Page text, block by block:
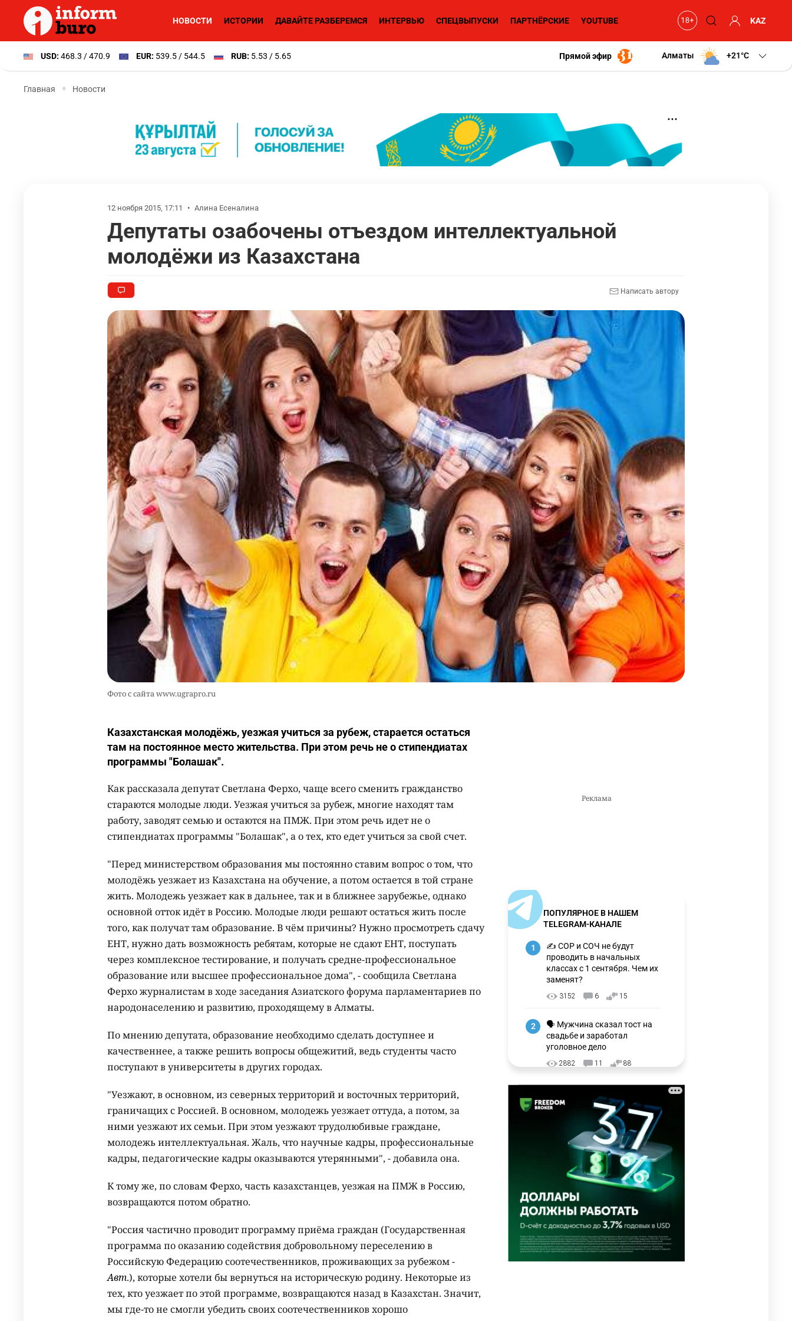
НОВОСТИ ИСТОРИИ ДАВАЙТЕ РАЗБЕРЕМСЯ ИНТЕРВЬЮ СПЕЦВЫПУСКИ ПАРТНЁРСКИЕ YOUTUBE KAZ
USD: 468.3 / 470.9 EUR: 539.5 / 544.5 RUB: 5.53 / 5.65 Прямой эфир Алматы +21 C
Главная Новости
12 ноября 2015, 17:11 • Алина Есеналина
Депутаты озабочены отъездом интеллектуальной
молодёжи из Казахстана
Написать автору
Фото с сайта www.ugrapro.ru
Казахстанская молодёжь, уезжая учиться за рубеж, старается остаться
там на постоянное место жительства. При этом речь не о стипендиатах
программы "Болашак".
Как рассказала депутат Светлана Ферхо, чаще всего сменить гражданство
стараются молодые люди. Уезжая учиться за рубеж, многие находят там
работу, заводят семью и остаются на ПМЖ. При этом речь идет не о
стипендиатах программы "Болашак", а о тех, кто едет учиться за свой счет.
"Перед министерством образования мы постоянно ставим вопрос о том, что
молодёжь уезжает из Казахстана на обучение, а потом остается в той стране
жить. Молодежь уезжает как в дальнее, так и в ближнее зарубежье, однако
основной отток идёт в Россию. Молодые люди решают остаться жить после
того, как получат там образование. В чём причины? Нужно просмотреть сдачу
ЕНТ, нужно дать возможность ребятам, которые не сдают ЕНТ, поступать
через комплексное тестирование, и получать средне-профессиональное
образование или высшее профессиональное дома", - сообщила Светлана
Ферхо журналистам в ходе заседания Азиатского форума парламентариев по
народонаселению и развитию, проходящему в Алматы.
По мнению депутата, образование необходимо сделать доступнее и
качественнее, а также решить вопросы общежитий, ведь студенты часто
поступают в университеты в других городах.
"Уезжают, в основном, из северных территорий и восточных территорий,
граничащих с Россией. В основном, молодежь уезжает оттуда, а потом, за
ними уезжают их семьи. При этом уезжают трудолюбивые граждане,
молодежь интеллектуальная. Жаль, что научные кадры, профессиональные
кадры, педагогические кадры оказываются утерянными", - добавила она.
К тому же, по словам Ферхо, часть казахстанцев, уезжая на ПМЖ в Россию,
возвращаются потом обратно.
"Россия частично проводит программу приёма граждан (Государственная
программа по оказанию содействия добровольному переселению в
Российскую Федерацию соотечественников, проживающих за рубежом -
Авт.), которые хотели бы вернуться на историческую родину. Некоторые из
тех, кто уезжает по этой программе, возвращаются назад в Казахстан. Значит,
мы где-то не смогли убедить своих соотечественников хорошо
ПОПУЛЯРНОЕ В НАШЕМ
TELEGRAM-КАНАЛЕ
1
✍️ СОР и СОЧ не будут
проводить в начальных
классах с 1 сентября. Чем их
заменят?
3152 6 15
2
🗣 Мужчина сказал тост на
свадьбе и заработал
уголовное дело
2882 11 88
Переписку из телефона
Нурай Серикбай в день
похищения зачитали в суде
2856 0 19
⚠️ Доброе утро, друзья!
Предлагаем обзор главных
новостей за 4 августа
2699 0 1
5
🗣Глава государства
направил телеграмму
соболезнования родным и